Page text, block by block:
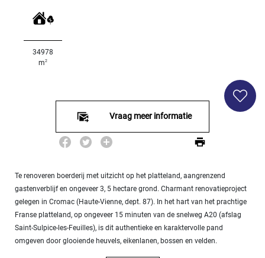
<
500
000
M2
5
000
34978
m2
Vraag meer informatie
Te renoveren boerderij met uitzicht op het platteland, aangrenzend
gastenverblijf en ongeveer 3, 5 hectare grond. Charmant renovatieproject
gelegen in Cromac (Haute-Vienne, dept. 87). In het hart van het prachtige
Franse platteland, op ongeveer 15 minuten van de snelweg A20 (afslag
Saint-Sulpice-les-Feuilles), is dit authentieke en karaktervolle pand
omgeven door glooiende heuvels, eikenlanen, bossen en velden.